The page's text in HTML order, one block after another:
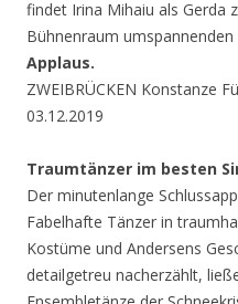
findet Irina Mihaiu als Gerda
Bühnenraum
Applaus.
ZWEIBRÜCKEN Konstanze
03.12.2019
Traumtänzer im besten
Der minutenlange
Fabelhafte Tänzer in
Kostüme und Andersens
detailgetreu nacherzählt,